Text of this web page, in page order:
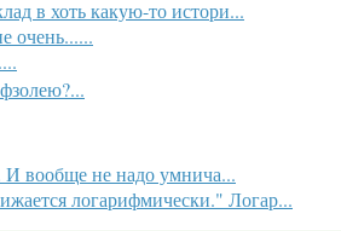
в хоть какую-то истори...
очень......
И вообще не надо умнича...
логарифмически." Логар...